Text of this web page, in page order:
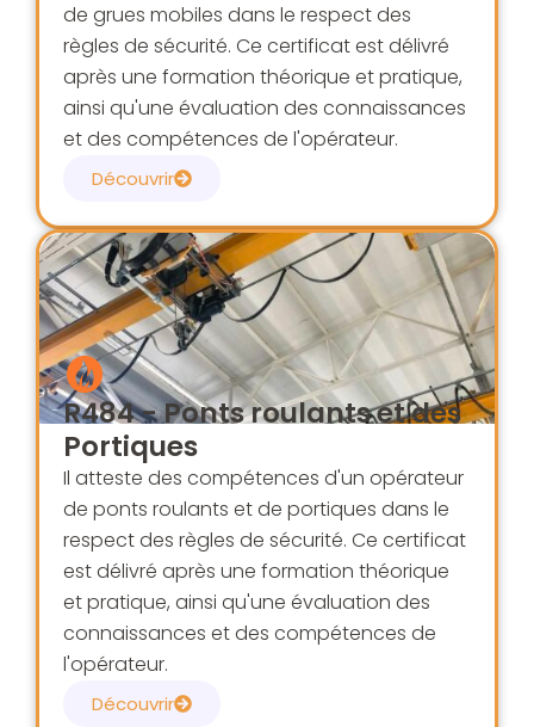
de grues mobiles dans le respect des
règles de sécurité. Ce certificat est délivré
après une formation théorique et pratique,
ainsi qu'une évaluation des connaissances
et des compétences de l'opérateur.
Découvrir
R484 - Ponts roulants et des
Portiques
Il atteste des compétences d'un opérateur
de ponts roulants et de portiques dans le
respect des règles de sécurité. Ce certificat
est délivré après une formation théorique
et pratique, ainsi qu'une évaluation des
connaissances et des compétences de
l'opérateur.
Découvrir